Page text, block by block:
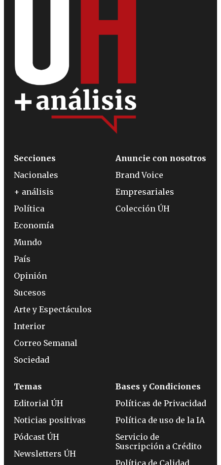
Secciones
Nacionales
+ análisis
Política
Economía
Mundo
País
Opinión
Sucesos
Arte y Espectáculos
Interior
Correo Semanal
Sociedad
Anuncie con nosotros
Brand Voice
Empresariales
Colección ÚH
Temas
Editorial ÚH
Noticias positivas
Pódcast ÚH
Newsletters ÚH
Bases y Condiciones
Políticas de Privacidad
Política de uso de la IA
Servicio de
Suscripción a Crédito